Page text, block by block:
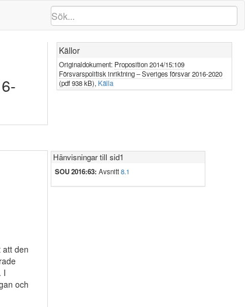
Källor
Originaldokument: Proposition 2014/15:109
Försvarspolitisk inriktning – Sveriges försvar 2016-2020
(pdf 938 kB), Källa
Hänvisningar till sid1
SOU 2016:63: Avsnitt8.1
att den
I
och